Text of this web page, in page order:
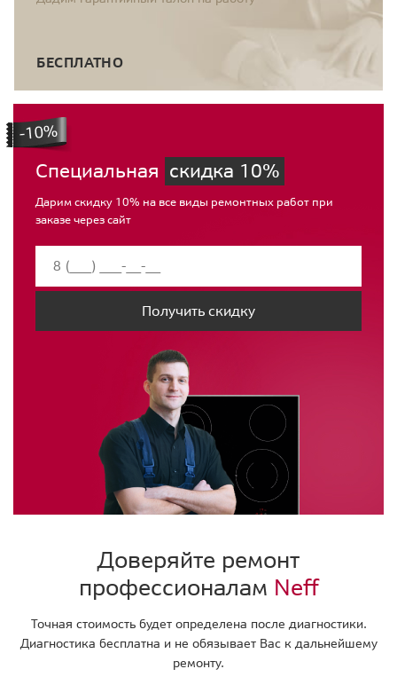
БЕСПЛАТНО
Специальная скидка 10%
Дарим скидку 10% на все виды ремонтных работ при
заказе через сайт
Получить скидку
Доверяйте ремонт
профессионалам Neff
Точная стоимость будет определена после диагностики.
Диагностика бесплатна и не обязывает Вас к дальнейшему
ремонту.